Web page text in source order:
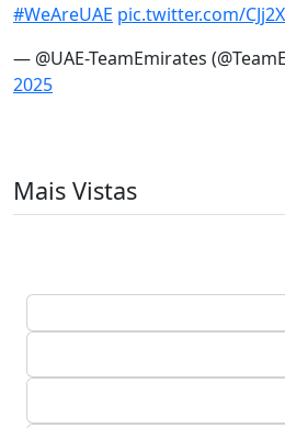
#WeAreUAE pic.twitter.com/
— @UAE-TeamEmirates
2025
Mais Vistas